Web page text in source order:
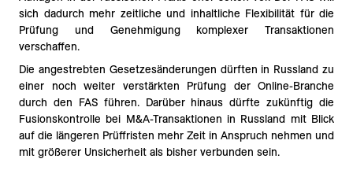
sich dadurch mehr zeitliche und inhaltliche Flexibilität für die
Prüfung und Genehmigung komplexer Transaktionen
verschaffen.
Die angestrebten Gesetzesänderungen dürften in Russland zu
einer noch weiter verstärkten Prüfung der Online-Branche
durch den FAS führen. Darüber hinaus dürfte zukünftig die
Fusionskontrolle bei M&A-Transaktionen in Russland mit Blick
auf die längeren Prüffristen mehr Zeit in Anspruch nehmen und
mit größerer Unsicherheit als bisher verbunden sein.